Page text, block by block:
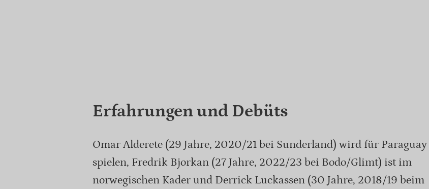
Erfahrungen und Debüts
Omar Alderete (29 Jahre, 2020/21 bei Sunderland) wird für Paraguay
spielen, Fredrik Bjorkan (27 Jahre, 2022/23 bei Bodo/Glimt) ist im
norwegischen Kader und Derrick Luckassen (30 Jahre, 2018/19 beim